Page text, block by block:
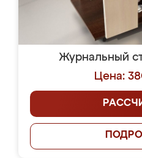
Журнальный
Цена: